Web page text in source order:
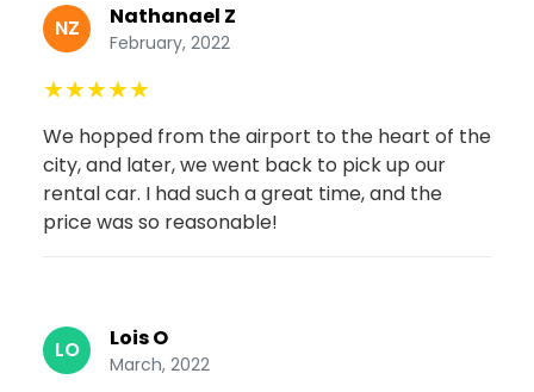
NZ Nathanael Z
February, 2022
★★★★★
We hopped from the airport to the heart of the
city, and later, we went back to pick up our
rental car. I had such a great time, and the
price was so reasonable!
LO Lois O
March, 2022